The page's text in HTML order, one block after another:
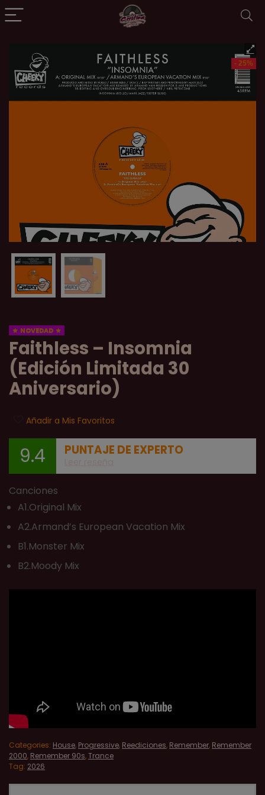
- 25%
NOVEDAD
Faithless – Insomnia
(Edición Limitada 30
Aniversario)
Añadir a Mis Favoritos
9.4 PUNTAJE DE EXPERTO
Canciones
A1.Original Mix
A2.Armand’s European Vacation Mix
B1.Monster Mix
B2.Moody Mix
Categories: House, Progressive, Reediciones, Remember, Remember
2000, Remember 90s,Trance
Tag: 2026